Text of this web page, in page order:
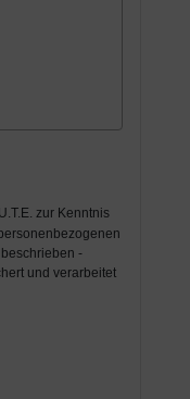
zur Kenntnis
beschrieben -
und verarbeitet